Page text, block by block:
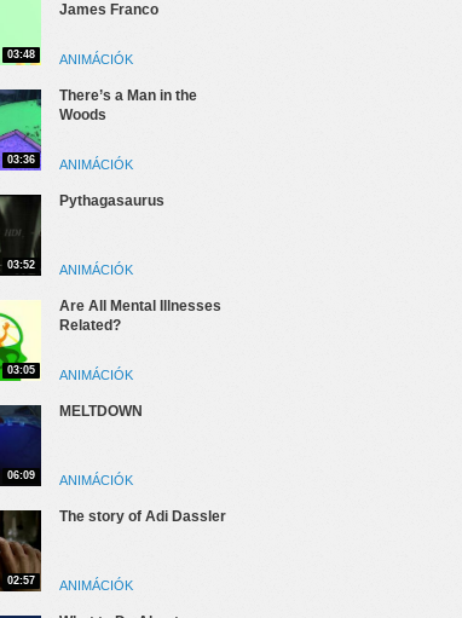
03:48
James Franco
ANIMÁCIÓK
03:36
There’s a Man in the
Woods
ANIMÁCIÓK
03:52
Pythagasaurus
ANIMÁCIÓK
03:05
Are All Mental Illnesses
Related?
ANIMÁCIÓK
06:09
MELTDOWN
ANIMÁCIÓK
02:57
The story of Adi Dassler
ANIMÁCIÓK